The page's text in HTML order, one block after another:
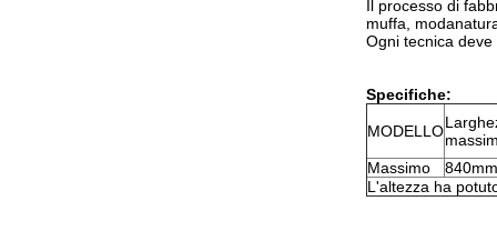
Il processo di
muffa,
Ogni tecnica
Specifiche:
MODELLO
Massimo
840mm
L'altezza ha